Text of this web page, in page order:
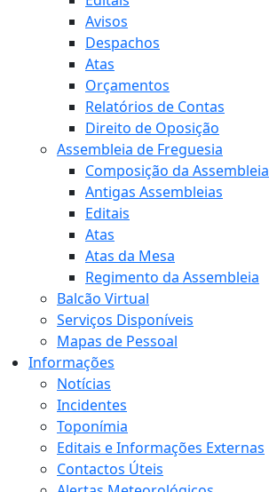
Avisos
Despachos
Atas
Orçamentos
Relatórios de Contas
Direito de Oposição
Assembleia de Freguesia
Composição da Assembleia
Antigas Assembleias
Editais
Atas
Atas da Mesa
Regimento da Assembleia
Balcão Virtual
Serviços Disponíveis
Mapas de Pessoal
Informações
Notícias
Incidentes
Toponímia
Editais e Informações Externas
Contactos Úteis